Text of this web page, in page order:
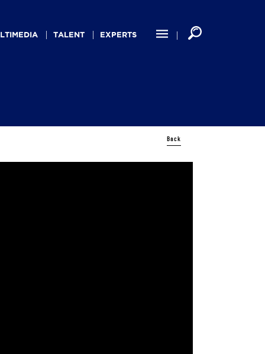
TALENT EXPERTS
Back